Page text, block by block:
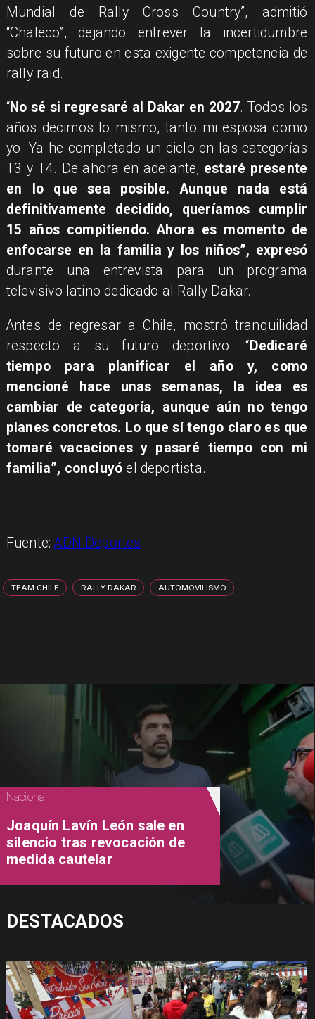
Mundial de Rally Cross Country”, admitió
“Chaleco”, dejando entrever la incertidumbre
sobre su futuro en esta exigente competencia de
rally raid.
“No sé si regresaré al Dakar en 2027. Todos los
años decimos lo mismo, tanto mi esposa como
yo. Ya he completado un ciclo en las categorías
T3 y T4. De ahora en adelante, estaré presente
en lo que sea posible. Aunque nada está
definitivamente decidido, queríamos cumplir
15 años compitiendo. Ahora es momento de
enfocarse en la familia y los niños”, expresó
durante una entrevista para un programa
televisivo latino dedicado al Rally Dakar.
Antes de regresar a Chile, mostró tranquilidad
respecto a su futuro deportivo. “Dedicaré
tiempo para planificar el año y, como
mencioné hace unas semanas, la idea es
cambiar de categoría, aunque aún no tengo
planes concretos. Lo que sí tengo claro es que
tomaré vacaciones y pasaré tiempo con mi
familia”, concluyó el deportista.
Fuente:ADN Deportes
TEAM CHILE RALLY DAKAR AUTOMOVILISMO
Nacional
Joaquín Lavín León sale en
silencio tras revocación de
medida cautelar
DESTACADOS